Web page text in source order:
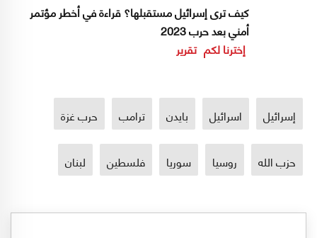
كيف ترى إسرائيل مستقبلها؟ قراءة في أخطر مؤتمر
أمني بعد حرب 2023
إخترنا لكم تقرير
إسرائيل اسرائيل بايدن ترامب حرب غزة
حزب الله روسيا سوريا فلسطين لبنان